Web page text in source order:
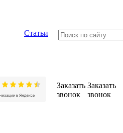
Статьи
Заказать
звонок
Заказать
звонок